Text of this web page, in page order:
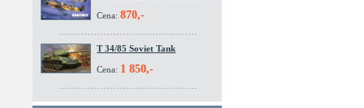
Cena: 870,-
T 34/85 Soviet Tank
Cena: 1 850,-